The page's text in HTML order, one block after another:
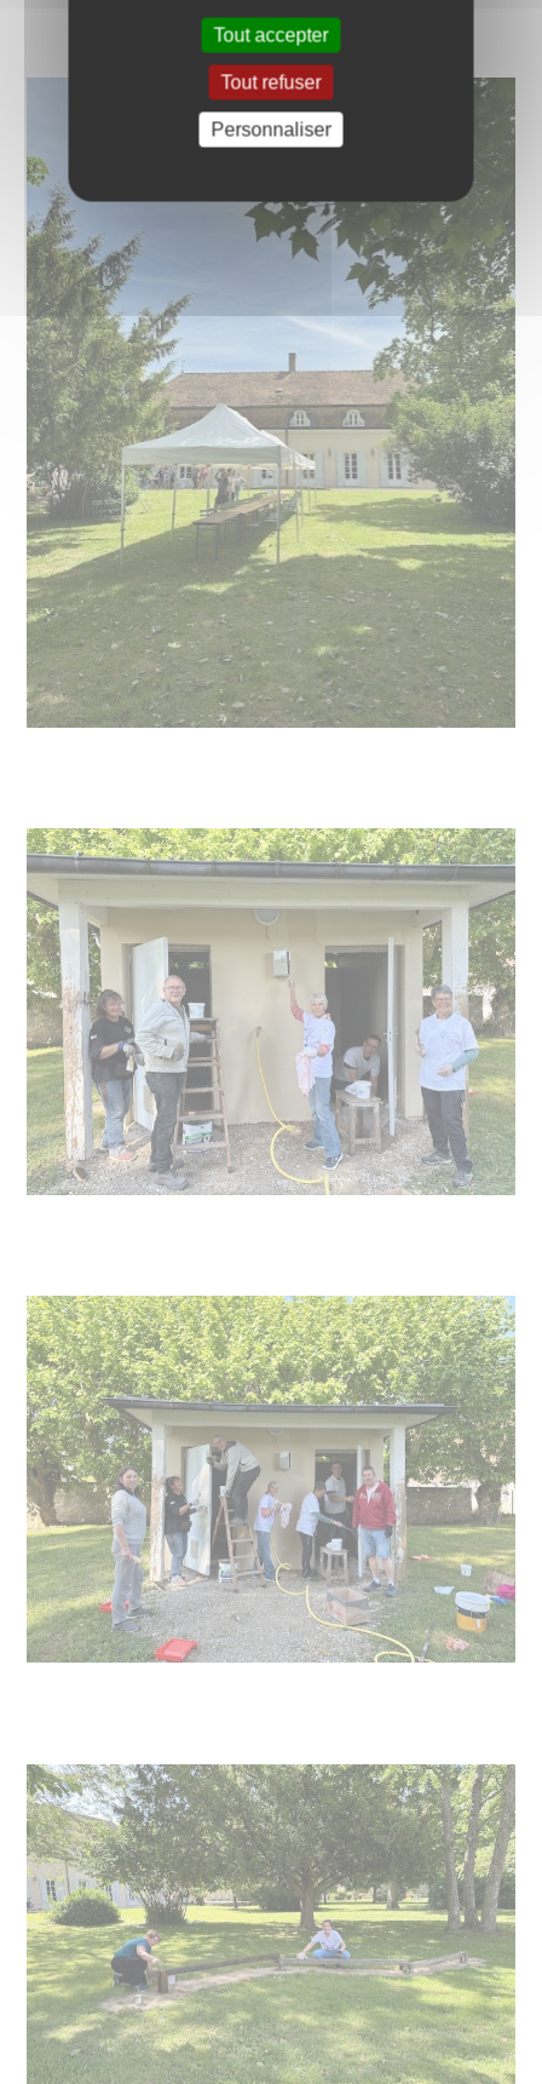
Tout accepter
Tout refuser
Personnaliser